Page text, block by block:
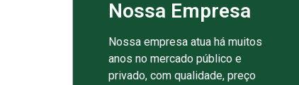
Nossa Empresa
Nossa empresa atua há muitos
anos no mercado público e
privado, com qualidade, preço